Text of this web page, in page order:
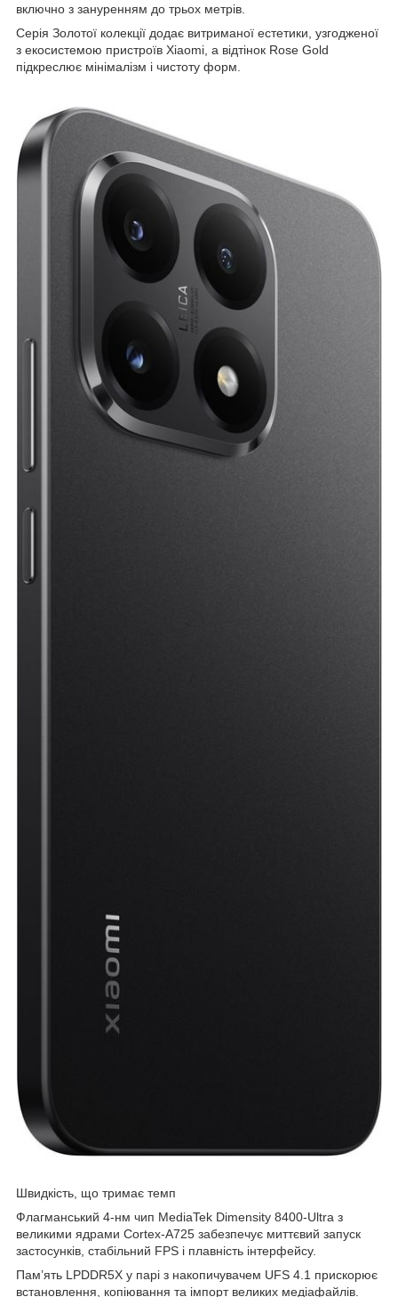
включно з зануренням до трьох метрів.
Серія Золотої колекції додає витриманої естетики, узгодженої
з екосистемою пристроїв Xiaomi, а відтінок Rose Gold
підкреслює мінімалізм і чистоту форм.
Швидкість, що тримає темп
Флагманський 4-нм чип MediaTek Dimensity 8400-Ultra з
великими ядрами Cortex-A725 забезпечує миттєвий запуск
застосунків, стабільний FPS і плавність інтерфейсу.
Пам’ять LPDDR5X у парі з накопичувачем UFS 4.1 прискорює
встановлення, копіювання та імпорт великих медіафайлів.